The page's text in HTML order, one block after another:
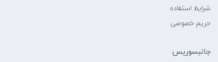
شرایط استفاده
حریم خصوصی
جانبسوریس